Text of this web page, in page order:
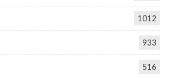
1012
933
516